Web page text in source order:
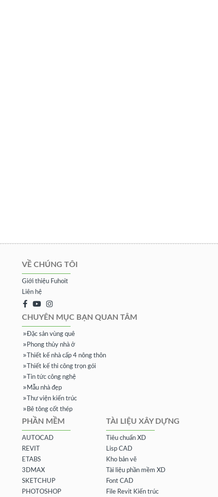
VỀ CHÚNG TÔI
Giới thiệu Fuhoit
Liên hệ
CHUYÊN MỤC BẠN QUAN TÂM
Đặc sản vùng quê
Phong thủy nhà ở
Thiết kế nhà cấp 4 nông thôn
Thiết kế thi công trọn gói
Tin tức công nghệ
Mẫu nhà đẹp
Thư viện kiến trúc
Bê tông cốt thép
PHẦN MỀM
AUTOCAD
REVIT
ETABS
3DMAX
SKETCHUP
PHOTOSHOP
TÀI LIỆU XÂY DỰNG
Tiêu chuẩn XD
Lisp CAD
Kho bản vẽ
Tài liệu phần mềm XD
Font CAD
File Revit Kiến trúc